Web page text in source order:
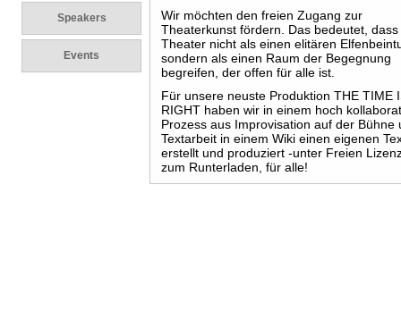
Speakers
Events
Wir möchten den freien Zugang zur
Theaterkunst fördern. Das bedeutet, dass
Theater nicht als einen elitären
sondern als einen Raum der Begegnung
begreifen, der offen für alle ist.
Für unsere neuste Produktion THE TIME
RIGHT haben wir in einem hoch
Prozess aus Improvisation auf der Bühne
Textarbeit in einem Wiki einen eigenen
erstellt und produziert -unter Freien
zum Runterladen, für alle!